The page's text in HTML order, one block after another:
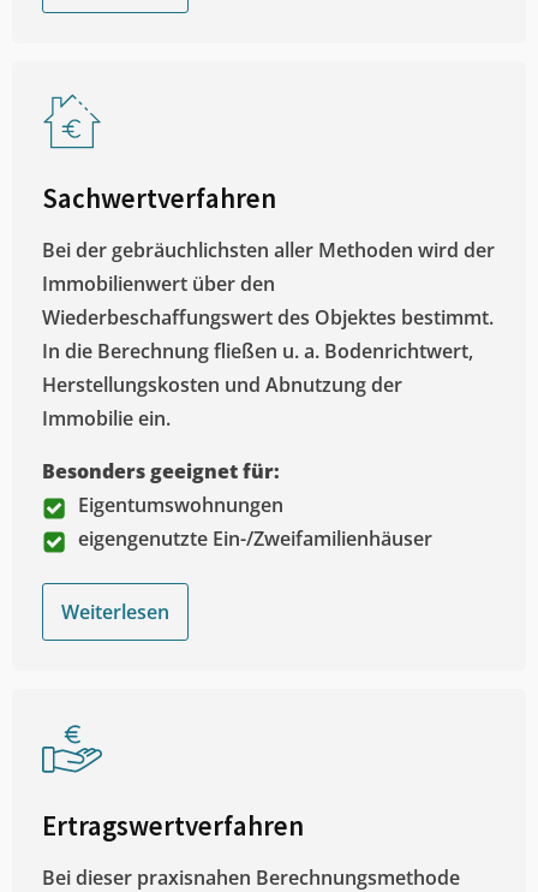
Sachwertverfahren
Bei der gebräuchlichsten aller Methoden wird der
Immobilienwert über den
Wiederbeschaffungswert des Objektes bestimmt.
In die Berechnung fließen u. a. Bodenrichtwert,
Herstellungskosten und Abnutzung der
Immobilie ein.
Besonders geeignet für:
Eigentumswohnungen
eigengenutzte Ein-/Zweifamilienhäuser
Weiterlesen
Ertragswertverfahren
Bei dieser praxisnahen Berechnungsmethode